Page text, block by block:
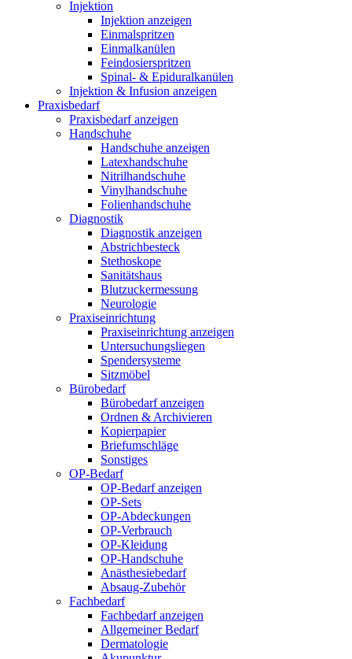
Injektion
Injektion anzeigen
Einmalspritzen
Einmalkanülen
Feindosierspritzen
Spinal- & Epiduralkanülen
Injektion & Infusion anzeigen
Praxisbedarf
Praxisbedarf anzeigen
Handschuhe
Handschuhe anzeigen
Latexhandschuhe
Nitrilhandschuhe
Vinylhandschuhe
Folienhandschuhe
Diagnostik
Diagnostik anzeigen
Abstrichbesteck
Stethoskope
Sanitätshaus
Blutzuckermessung
Neurologie
Praxiseinrichtung
Praxiseinrichtung anzeigen
Untersuchungsliegen
Spendersysteme
Sitzmöbel
Bürobedarf
Bürobedarf anzeigen
Ordnen & Archivieren
Kopierpapier
Briefumschläge
Sonstiges
OP-Bedarf
OP-Bedarf anzeigen
OP-Sets
OP-Abdeckungen
OP-Verbrauch
OP-Kleidung
OP-Handschuhe
Anästhesiebedarf
Absaug-Zubehör
Fachbedarf
Fachbedarf anzeigen
Allgemeiner Bedarf
Dermatologie